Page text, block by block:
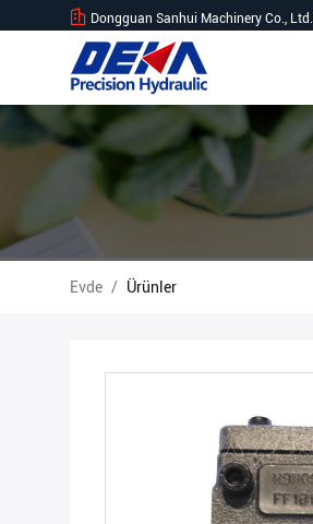
Dongguan Sanhui Machinery Co., Ltd.
Evde / Ürünler